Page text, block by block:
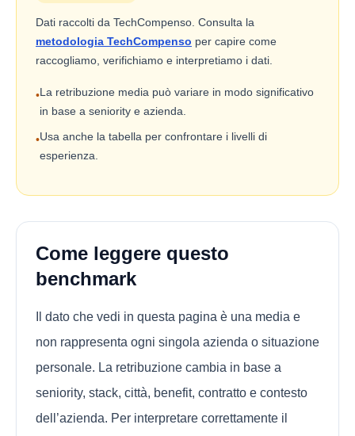
Dati raccolti da TechCompenso. Consulta la
metodologia TechCompenso per capire come
raccogliamo, verifichiamo e interpretiamo i dati.
•La retribuzione media può variare in modo significativo
in base a seniority e azienda.
•Usa anche la tabella per confrontare i livelli di
esperienza.
Come leggere questo
benchmark
Il dato che vedi in questa pagina è una media e
non rappresenta ogni singola azienda o situazione
personale. La retribuzione cambia in base a
seniority, stack, città, benefit, contratto e contesto
dell’azienda. Per interpretare correttamente il